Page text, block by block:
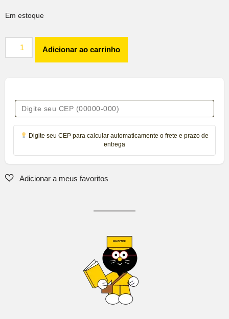
Em estoque
Adicionar ao carrinho
Digite seu CEP para calcular automaticamente o frete e prazo de
entrega